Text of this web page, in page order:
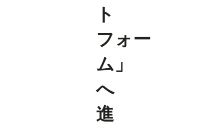
ト
フォー
ム」
へ
進